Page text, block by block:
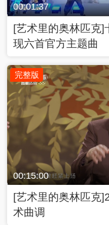
00:01:37
[艺术里的奥林匹克]
现六首官方主题曲
完整版
00:15:00
[艺术里的奥林匹克
术曲调